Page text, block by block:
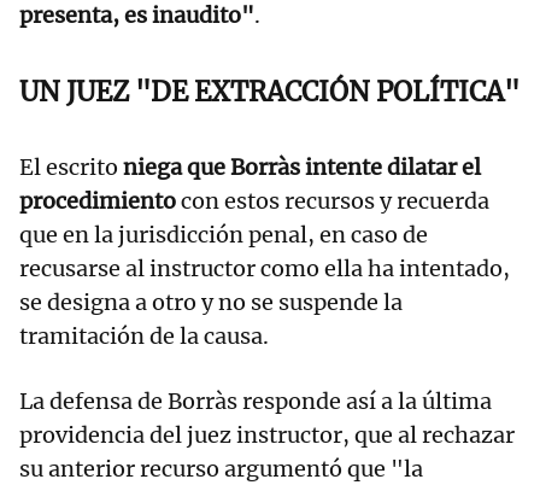
presenta, es inaudito".
UN JUEZ "DE EXTRACCIÓN POLÍTICA"
El escrito niega que Borràs intente dilatar el
procedimientocon estos recursos y recuerda
que en la jurisdicción penal, en caso de
recusarse al instructor como ella ha intentado,
se designa a otro y no se suspende la
tramitación de la causa.
La defensa de Borràs responde así a la última
providencia del juez instructor, que al rechazar
su anterior recurso argumentó que "la